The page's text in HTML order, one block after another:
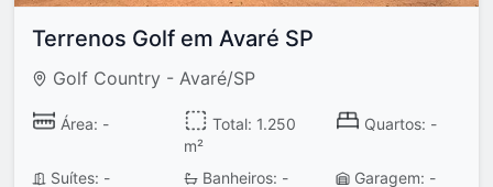
Terrenos Golf em Avaré SP
Golf Country - Avaré/SP
Área: -
Total: 1.250
m²
Quartos: -
Suítes: - Banheiros: - Garagem: -